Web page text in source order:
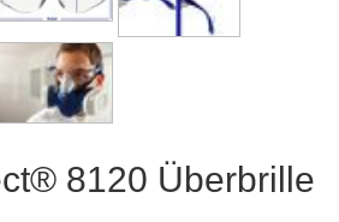
8120 Überbrille